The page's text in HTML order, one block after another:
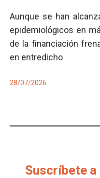
Aunque se han
epidemiológicos en
de la financiación
en entredicho
28/07/2026
Suscríbete